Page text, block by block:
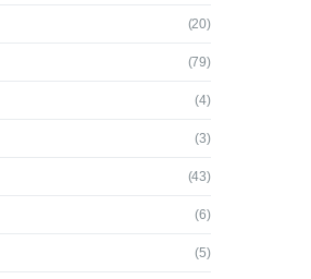
(20)
(79)
(4)
(3)
(43)
(6)
(5)